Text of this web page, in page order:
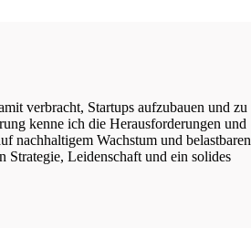
verbracht, Startups aufzubauen und zu
kenne ich die Herausforderungen und
nachhaltigem Wachstum und belastbaren
Strategie, Leidenschaft und ein solides